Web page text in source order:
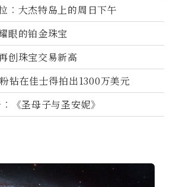
︰大杰特岛上的周日下午
眼的铂金珠宝
创珠宝交易新高
钻在佳士得拍出1300万美元
《圣母子与圣安妮》